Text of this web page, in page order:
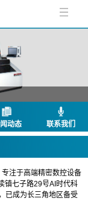
动态 联系我们
注于高端精密数控设备
镇七子路29号AI时代科
已成为长三角地区备受